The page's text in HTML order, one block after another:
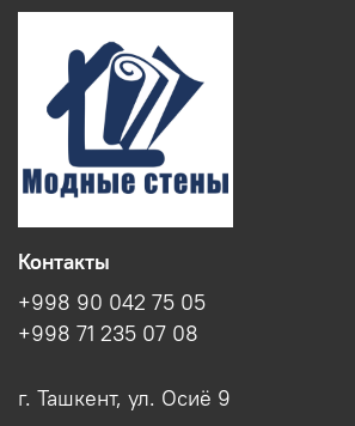
Контакты
+998 90 042 75 05
+998 71 235 07 08
г. Ташкент, ул. Осиё 9